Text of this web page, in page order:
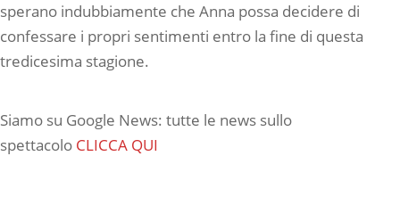
sperano indubbiamente che Anna possa decidere di
confessare i propri sentimenti entro la fine di questa
tredicesima stagione.
Siamo su Google News: tutte le news sullo
spettacolo CLICCA QUI